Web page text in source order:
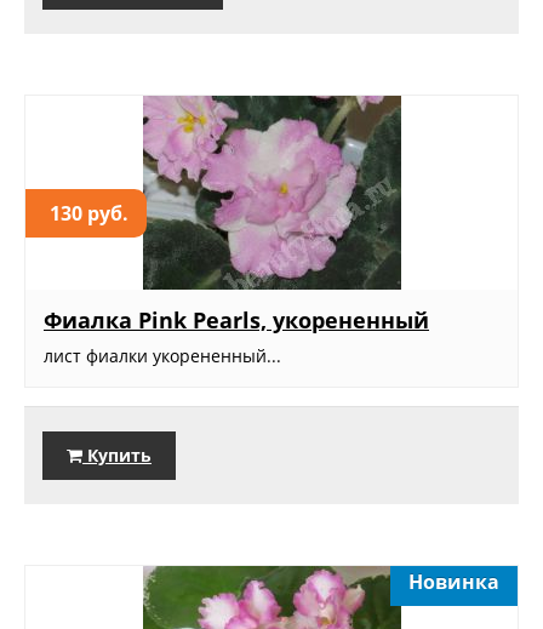
130 руб.
Фиалка Pink Pearls, укорененный
лист фиалки укорененный...
Купить
Новинка